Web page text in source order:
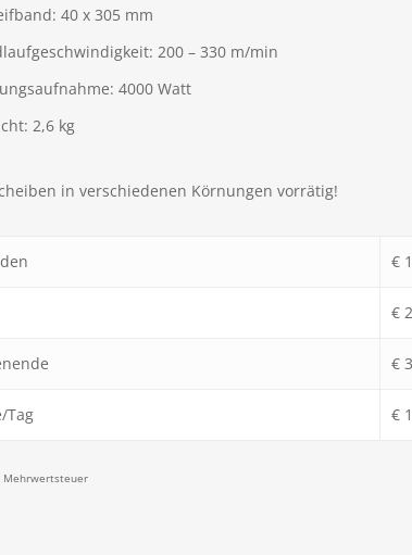
40 x 305 mm
200 – 330 m/min
4000 Watt
2,6 kg
in verschiedenen Körnungen vorrätig!
€
€
€
Tag €